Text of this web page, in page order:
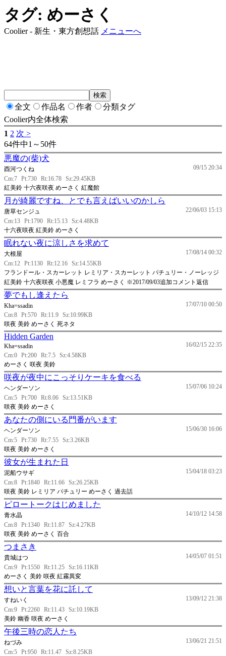
タグ: めーさく
Coolier - 新生・東方創想話 メニューへ
全文 作品名 作者
分類タグ
Coolier内全体検索
1 2 次 >
64件中1～50件
悪魔の(柴)犬
09/15 20:34
酉河つくね
Cm:7 Pt:730 Rt:16.78 Sz:29.45KB
紅美鈴 十六夜咲夜 めーさく 紅魔館
月が綺麗ですね、とでも言えばいいのかしら
22/06/03 15:13
唐草センジュ
Cm:13 Pt:1790 Rt:15.13 Sz:4.48KB
十六夜咲夜 紅美鈴 めーさく
眠れない夜に涼しさを求めて
17/08/14 00:32
大根屋
Cm:12 Pt:1130 Rt:12.16 Sz:14.55KB
フランドール・スカーレット レミリア・スカーレット パチュリー・ノーレッジ
紅美鈴 十六夜咲夜 小悪魔 レミフラ めーさく ※2017/09/03追加コメント返信
夢でもし逢えたら
17/07/10 00:50
Kha=ssadin
Cm:8 Pt:570 Rt:11.9 Sz:10.99KB
咲夜 美鈴 めーさく 死ネタ
Hidden Garden
16/02/15 22:35
Kha=ssadin
Cm:0 Pt:200 Rt:7.5 Sz:4.58KB
めーさく 咲夜 美鈴
咲夜が夜中にこっそりケーキを食べる
15/07/06 10:24
ヘンダーソン
Cm:5 Pt:700 Rt:8.06 Sz:13.51KB
咲夜 美鈴 めーさく
あなたの側にいる門番がいます
15/06/30 16:06
ヘンダーソン
Cm:5 Pt:730 Rt:7.55 Sz:3.26KB
咲夜 美鈴 めーさく
彼女が生まれた日
15/04/18 03:23
泥船ウサギ
Cm:8 Pt:1840 Rt:11.66 Sz:26.25KB
咲夜 美鈴 レミリア パチュリー めーさく 過去話
ピロートークはじめました
14/10/12 14:58
青水晶
Cm:8 Pt:1340 Rt:11.87 Sz:4.27KB
咲夜 美鈴 めーさく 百合
つまさき
14/05/07 01:51
貴城はつ
Cm:9 Pt:1550 Rt:11.25 Sz:16.11KB
めーさく 美鈴 咲夜 紅霧異変
想いと言葉を花に託して
13/09/12 21:38
すねいく
Cm:9 Pt:2260 Rt:11.43 Sz:10.19KB
美鈴 幽香 咲夜 めーさく
午後三時の恋人たち
13/06/21 21:51
ねづみ
Cm:5 Pt:950 Rt:11.47 Sz:8.25KB